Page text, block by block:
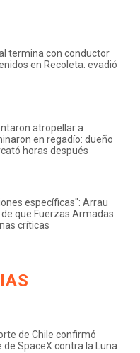
termina con conductor
en Recoleta: evadió
atropellar a
en regadío: dueño
horas después
específicas": Arrau
que Fuerzas Armadas
críticas
de Chile confirmó
SpaceX contra la Luna